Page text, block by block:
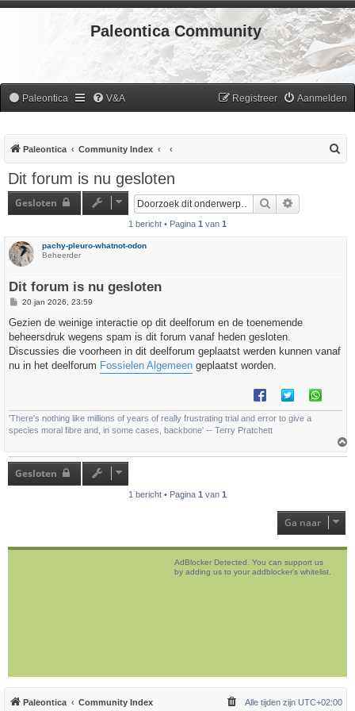
Paleontica Community
Paleontica V&A Aanmelden
Registreer
Paleontica Community Index
Dit forum is nu gesloten
Gesloten Zoek
1 bericht • Pagina 1 van 1
pachy-pleuro-whatnot-odon
Beheerder
Dit forum is nu gesloten
B
r
c
h
20 jan 2026, 23:59
Gezien de weinige interactie op dit deelforum en de toenemende
beheersdruk wegens spam is dit forum vanaf heden gesloten.
Discussies die voorheen in dit deelforum geplaatst werden kunnen vanaf
nu in het deelforum Fossielen Algemeen geplaatst worden.
'There's nothing like millions of years of really frustrating trial and error to give a
species moral fibre and, in some cases, backbone' -- Terry Pratchett
Gesloten
1 bericht • Pagina 1 van 1
Ga naar
AdBlocker Detected. You can support us
by adding us to your addblocker's whitelist.
Paleontica Community Index Alle tijden zijn UTC+02:00